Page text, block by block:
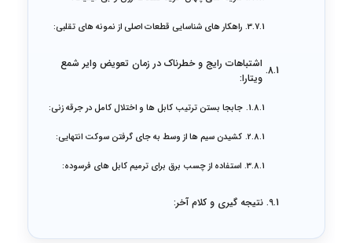
راهکار های شناسایی قطعات اصلی از نمونه های تقلبی:
اشتباهات رایج و خطرناک در زمان تعویض وایر شمع
ویتارا:
جابجا بستن ترتیب کابل ها و اختلال کامل در جرقه زنی:
کشیدن سیم ها از وسط به جای گرفتن سوکت انتهایی:
استفاده از چسب برق برای ترمیم کابل های فرسوده:
نتیجه گیری و کلام آخر: